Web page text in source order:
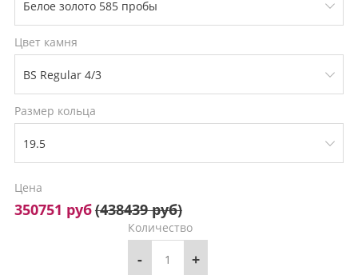
Цвет камня
Размер кольца
Цена
350751 руб(438439 руб)
Количество
- +